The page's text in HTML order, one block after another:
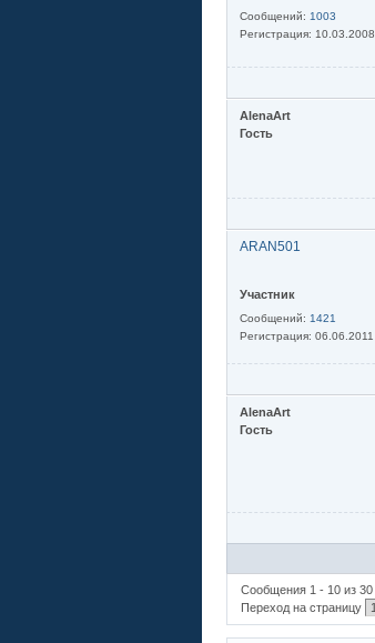
Сообщений: 1003
Регистрация: 10.03.2008
AlenaArt
Гость
ARAN501
Участник
Сообщений: 1421
Регистрация: 06.06.2011
AlenaArt
Гость
Сообщения 1 - 10 из 30
Переход на страницу